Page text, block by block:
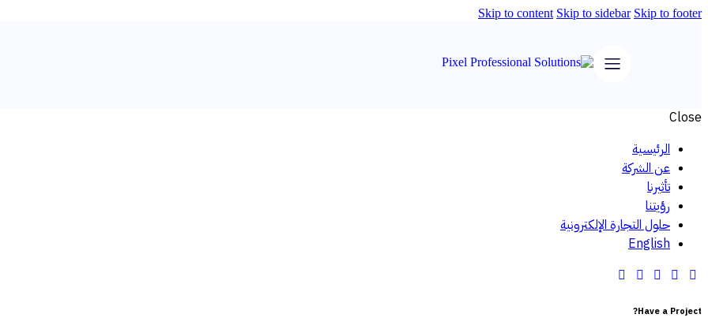
Skip to content Skip to sidebar Skip to footer
Close
الرئيسية
عن الشركة
تأثيرنا
رؤيتنا
حلول التجارة الإلكترونية
English
Have a Project?